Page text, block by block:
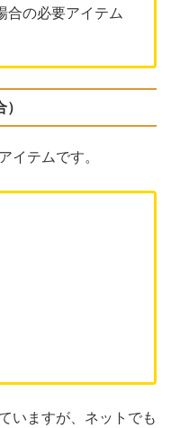
合の必要アイテム
イテムです。
いますが、ネットでも